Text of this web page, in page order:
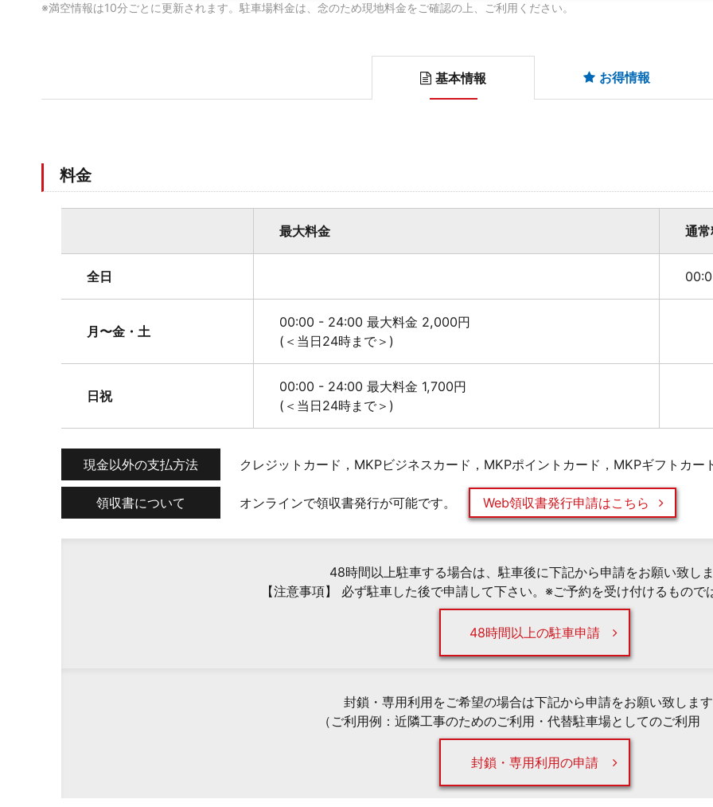
※満空情報は10分ごとに更新されます。駐車場料金は、念のため現地料金をご確認の上、ご利用ください。
基本情報 お得情報
料金
最大料金 通
全日
月〜金・土
00:00 - 24:00 最大料金 2,000円
(＜当日24時まで＞)
日祝
00:00 - 24:00 最大料金 1,700円
(＜当日24時まで＞)
現金以外の支払方法 クレジットカード，MKPビジネスカード，MKPポイントカード，MKPギフトカー
領収書について オンラインで領収書発行が可能です。 Web領収書発行申請はこちら
48時間以上駐車する場合は、駐車後に下記から申請をお願い致し
【注意事項】 必ず駐車した後で申請して下さい。※ご予約を受け付けるもので
48時間以上の駐車申請
封鎖・専用利用をご希望の場合は下記から申請をお願い致しま
（ご利用例：近隣工事のためのご利用・代替駐車場としてのご利用
封鎖・専用利用の申請